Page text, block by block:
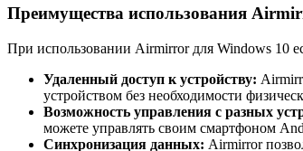
Преимущества использования
При использовании Airmirror для Windows 10
Удаленный доступ к устройству:
устройством без необходимости
Возможность управления с разных
можете управлять своим смартфоном
Синхронизация данных: Airmirror